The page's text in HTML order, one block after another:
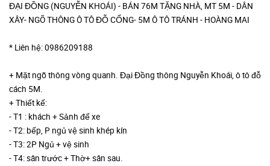
ĐẠI ĐỒNG (NGUYỄN KHOÁI) - BÁN 76M TẶNG NHÀ, MT 5M - DÂN
XÂY- NGÕ THÔNG Ô TÔ ĐỖ CỔNG- 5M Ô TÔ TRÁNH - HOÀNG MAI
* Liên hệ: 0986209188
+ Mặt ngõ thông vòng quanh. Đại Đồng thông Nguyễn Khoái, ô tô đỗ
cách 5M.
+ Thiết kế:
- T1 : khách + Sảnh để xe
- T2: bếp, P ngủ vệ sinh khép kín
- T3: 2P Ngủ + vệ sinh
- T4: sân trước + Thờ+ sân sau.